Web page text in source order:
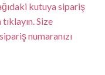
kutuya sipariş
Size
numaranızı